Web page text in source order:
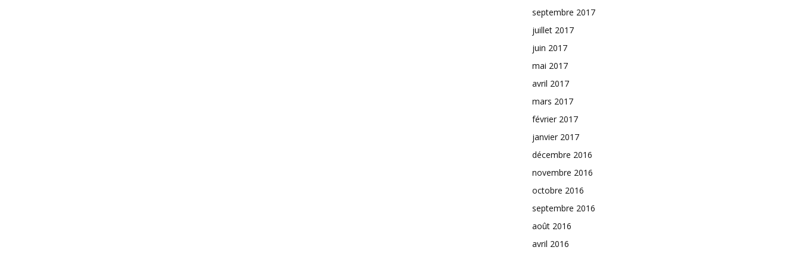
septembre 2017
juillet 2017
juin 2017
mai 2017
avril 2017
mars 2017
février 2017
janvier 2017
décembre 2016
novembre 2016
octobre 2016
septembre 2016
août 2016
avril 2016